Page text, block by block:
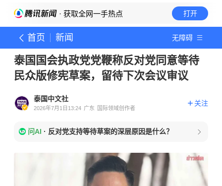
· 获取全网一手热点 打开
首页 新闻 无障碍
泰国国会执政党党鞭称反对党同意等待
民众版修宪草案，留待下次会议审议
泰国中文社
2026年7月1日13:24 广东 国际领域创作者
关注
问AI · 反对党支持等待草案的深层原因是什么？